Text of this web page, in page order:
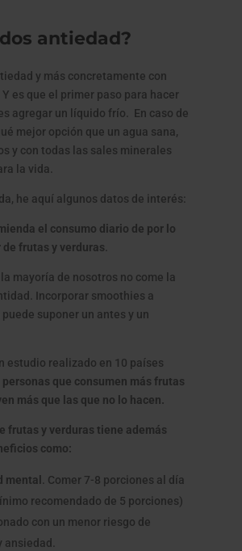
antiedad?
y más concretamente con
Y es que el primer paso para hacer
agregar un líquido frío. En caso de
mejor opción que un agua sana,
y con todas las sales minerales
la vida.
he aquí algunos datos de interés:
el consumo diario de por lo
de frutas y verduras
mayoría de nosotros no come la
Incorporar smoothies a
suponer un antes y un
estudio realizado en 10 países
personas que consumen más frutas
más que las que no lo hacen.
frutas y verduras tiene además
como:
mental
. Comer 7-8 porciones al día
recomendado de 5 porciones)
con un menor riesgo de